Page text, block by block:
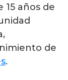
15 años de
de
.